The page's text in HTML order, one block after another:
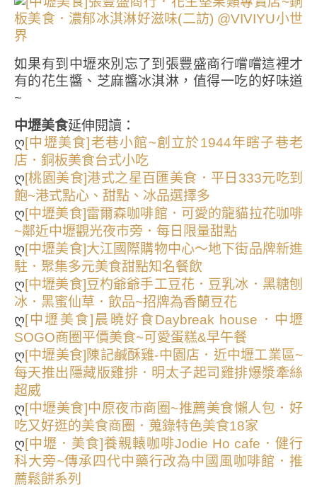
如果有到中壢來別忘了到張豐盛商行嚐嚐這裡才
有的花生醬、芝麻醬冰淇淋，值得一吃的好味道
~
中壢美食延伸閱讀：
ღ[中壢美食]老巷小館~創立於1944年瞎子巷老
店．銅板美食台式小吃
ღ[桃園美食]港式之星百匯美食．平日333元吃到
飽~港式點心、甜點、冰品選擇多
ღ[中壢美食]雷爾森咖啡館．可愛的龍貓拉花咖啡
~鄰近中壢觀光夜市旁．每日限量甜點
ღ[中壢美食]大江國際購物中心～地下街品牌新進
駐．聚集多元美食甜點知名餐飲
ღ[中壢美食]豆杓爺爺手工豆花．豆乳冰．黑糖刨
冰．黑蜜仙草．飲品~招牌為香蘭豆花
ღ[中壢美食]晨曉好食Daybreak house．中壢
SOGO商圈平價美食~可愛蛋糕&早午餐
ღ[中壢美食]陳記鹹酥雞-中園店．近中壢工業區~
每天推出隱藏版雞排．明太子起司雞排爆漿牽絲
超威
ღ[中壢美食]中原夜市商圈~推薦美食懶人包．好
吃又好逛的美食商圈．蒐錄特色美食18家
ღ[中壢．美食]養親轅咖啡Jodie Ho cafe．健行
科大旁~傳承四代中藥行改為中國風咖啡館．推
薦鬆餅系列